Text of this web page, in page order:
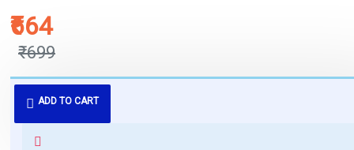
₹664
₹699
ADD TO CART
புத்தகம் 3 - 7 நாட்களில் அனுப்பி
வைக்கப்படும்.
for orders above ₹1000 within